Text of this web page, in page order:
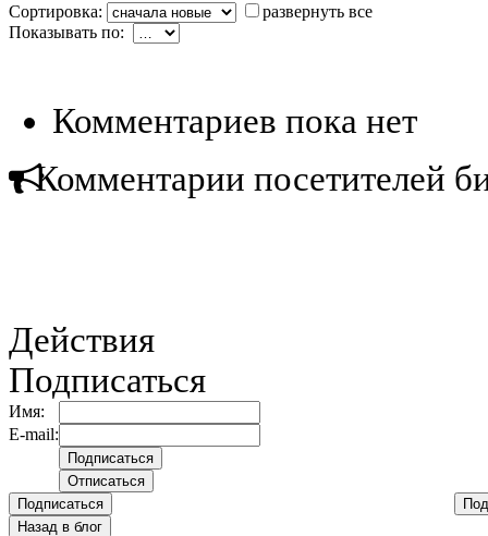
Сортировка:
развернуть все
Показывать по:
Комментариев пока нет
Комментарии посетителей
Действия
Подписаться
Имя:
E-mail:
Подписаться
Назад в блог